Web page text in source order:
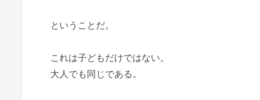
ということだ。
これは子どもだけではない。
大人でも同じである。